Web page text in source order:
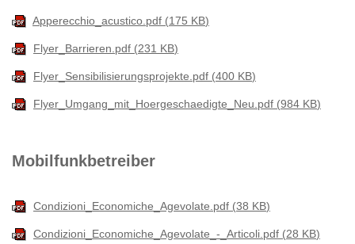
Apperecchio_acustico.pdf 175 KB
Flyer_Barrieren.pdf 231 KB
Flyer_Sensibilisierungsprojekte.pdf 400 KB
Flyer_Umgang_mit_Hoergeschaedigte_Neu.pdf 984 KB
Mobilfunkbetreiber
Condizioni_Economiche_Agevolate.pdf 38 KB
Condizioni_Economiche_Agevolate_-_Articoli.pdf 28 KB